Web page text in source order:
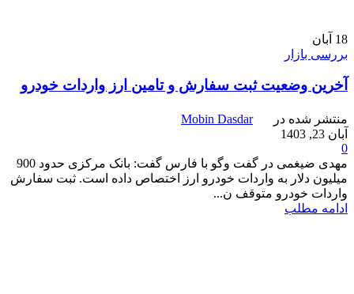
18 آبان
بررسی بازار
آخرین وضعیت ثبت‌ سفارش و تامین ارز واردات خودرو
منتشر شده در
Mobin Dasdar
آبان 23, 1403
0
مهدی ضیغمی در گفت وگو با فارس گفت: بانک مرکزی حدود 900
میلیون دلار به واردات خودرو ارز اختصاص داده است. ثبت سفارش
واردات خودرو متوقف ن...
ادامه مطلب